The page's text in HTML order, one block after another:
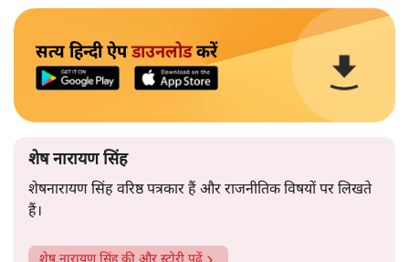
सत्य हिन्दी ऐपडाउनलोडकरें
शेष नारायण सिंह
शेषनारायण सिंह वरिष्ठ पत्रकार हैं और राजनीतिक विषयों पर लिखते
हैं।